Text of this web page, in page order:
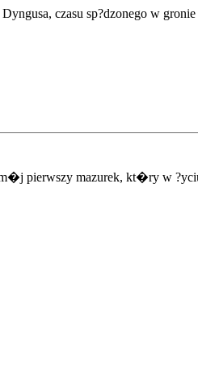
czasu sp?dzonego w
m�j pierwszy mazurek, kt�ry w